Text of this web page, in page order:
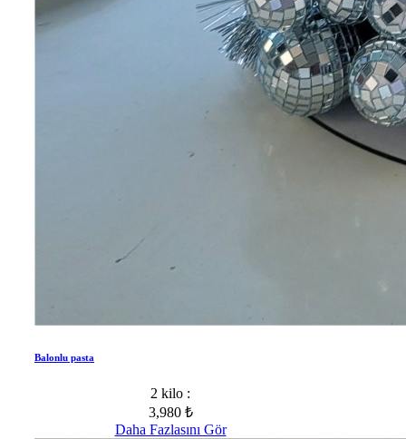
Balonlu pasta
2 kilo :
3,980 ₺
Daha Fazlasını Gör